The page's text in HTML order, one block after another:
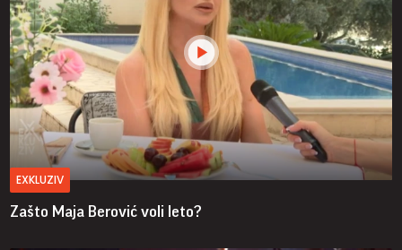
EXKLUZIV
Zašto Maja Berović voli leto?